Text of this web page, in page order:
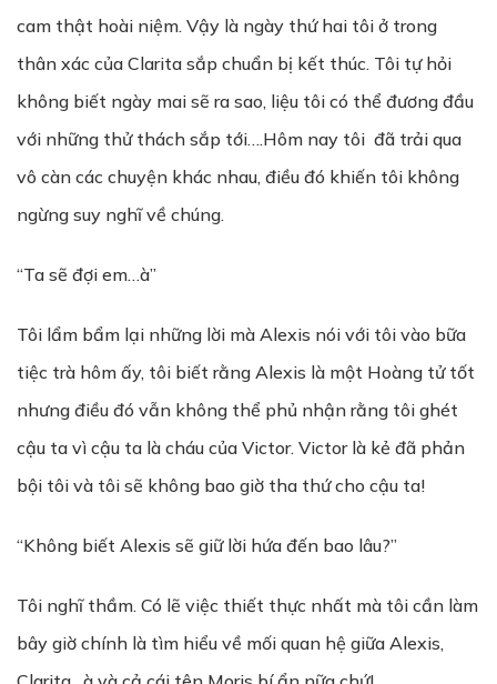
cam thật hoài niệm. Vậy là ngày thứ hai tôi ở trong
thân xác của Clarita sắp chuẩn bị kết thúc. Tôi tự hỏi
không biết ngày mai sẽ ra sao, liệu tôi có thể đương đầu
với những thử thách sắp tới….Hôm nay tôi đã trải qua
vô càn các chuyện khác nhau, điều đó khiến tôi không
ngừng suy nghĩ về chúng.
“Ta sẽ đợi em…à”
Tôi lẩm bẩm lại những lời mà Alexis nói với tôi vào bữa
tiệc trà hôm ấy, tôi biết rằng Alexis là một Hoàng tử tốt
nhưng điều đó vẫn không thể phủ nhận rằng tôi ghét
cậu ta vì cậu ta là cháu của Victor. Victor là kẻ đã phản
bội tôi và tôi sẽ không bao giờ tha thứ cho cậu ta!
“Không biết Alexis sẽ giữ lời hứa đến bao lâu?”
Tôi nghĩ thầm. Có lẽ việc thiết thực nhất mà tôi cần làm
bây giờ chính là tìm hiểu về mối quan hệ giữa Alexis,